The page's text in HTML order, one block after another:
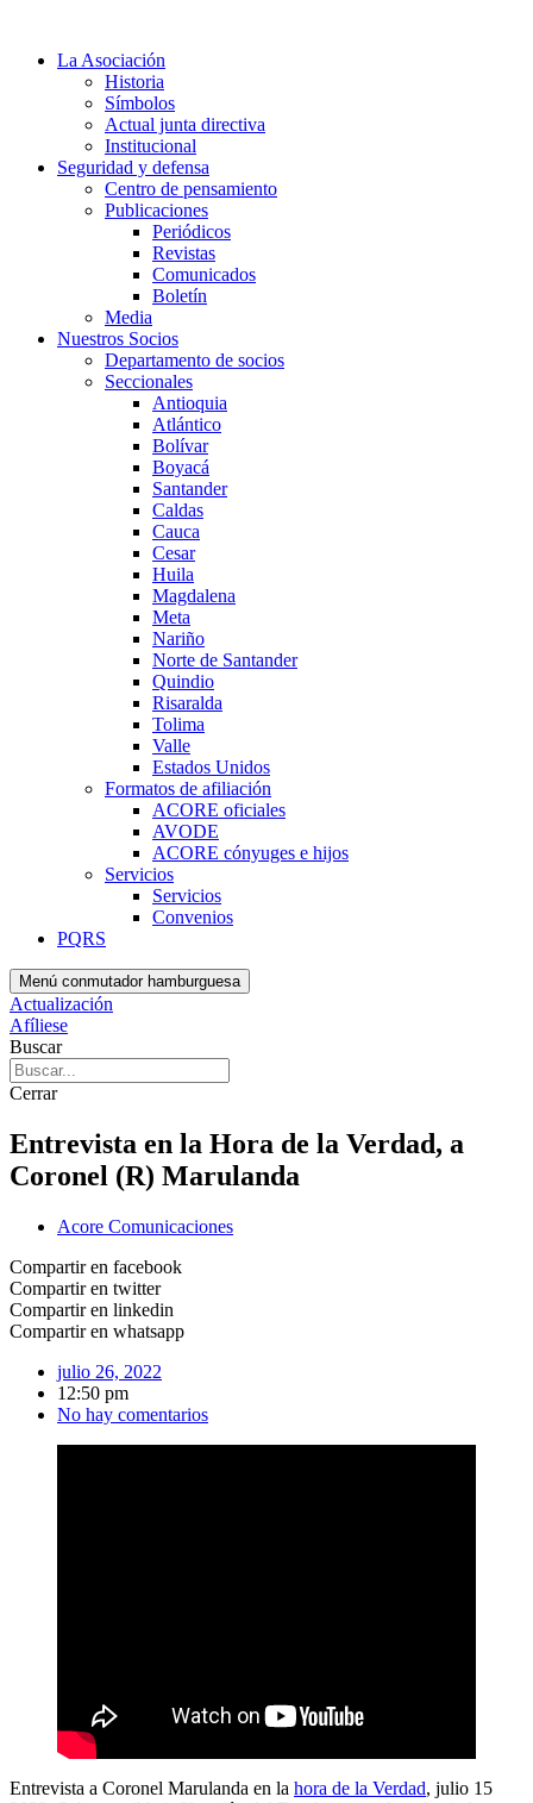
contenidoLa Asociación
Historia
Símbolos
Actual junta directiva
Institucional
Seguridad y defensa
Centro de pensamiento
Publicaciones
Periódicos
Revistas
Comunicados
Boletín
Media
Nuestros Socios
Departamento de socios
Seccionales
Antioquia
Atlántico
Bolívar
Boyacá
Santander
Caldas
Cauca
Cesar
Huila
Magdalena
Meta
Nariño
Norte de Santander
Quindio
Risaralda
Tolima
Valle
Estados Unidos
Formatos de afiliación
ACORE oficiales
AVODE
ACORE cónyuges e hijos
Servicios
Servicios
Convenios
PQRS
Menú conmutador hamburguesa
Actualización
Afíliese
Buscar
Cerrar
Entrevista en la Hora de la Verdad, a
Coronel (R) Marulanda
Acore Comunicaciones
Compartir en facebook
Compartir en twitter
Compartir en linkedin
Compartir en whatsapp
julio 26, 2022
12:50 pm
No hay comentarios
Entrevista a Coronel Marulanda en la hora de la Verdad, julio 15